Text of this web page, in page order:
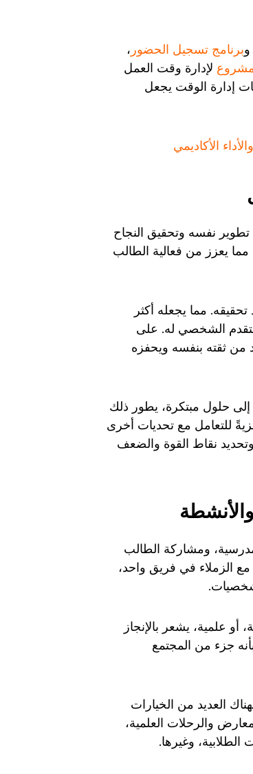
وبرنامج تسجيل الحضور ،
لإدارة وقت العمل
إدارة الوقت يجعل
الأكاديمي
نفسه وتحقيق النجاح
مما يعزز من فعالية الطالب
مما يجعله أكثر
الشخصي له. على
من ثقته بنفسه ويحفزه
إلى حلول مبتكرة، يطور ذلك
للتعامل مع تحديات أخرى
نقاط القوة والضعف
ومشاركة الطالب
الزملاء في فريق واحد،
علمية، يشعر بالإنجاز
جزء من المجتمع
العديد من الخيارات
والرحلات العلمية،
الطلابية، وغيرها.